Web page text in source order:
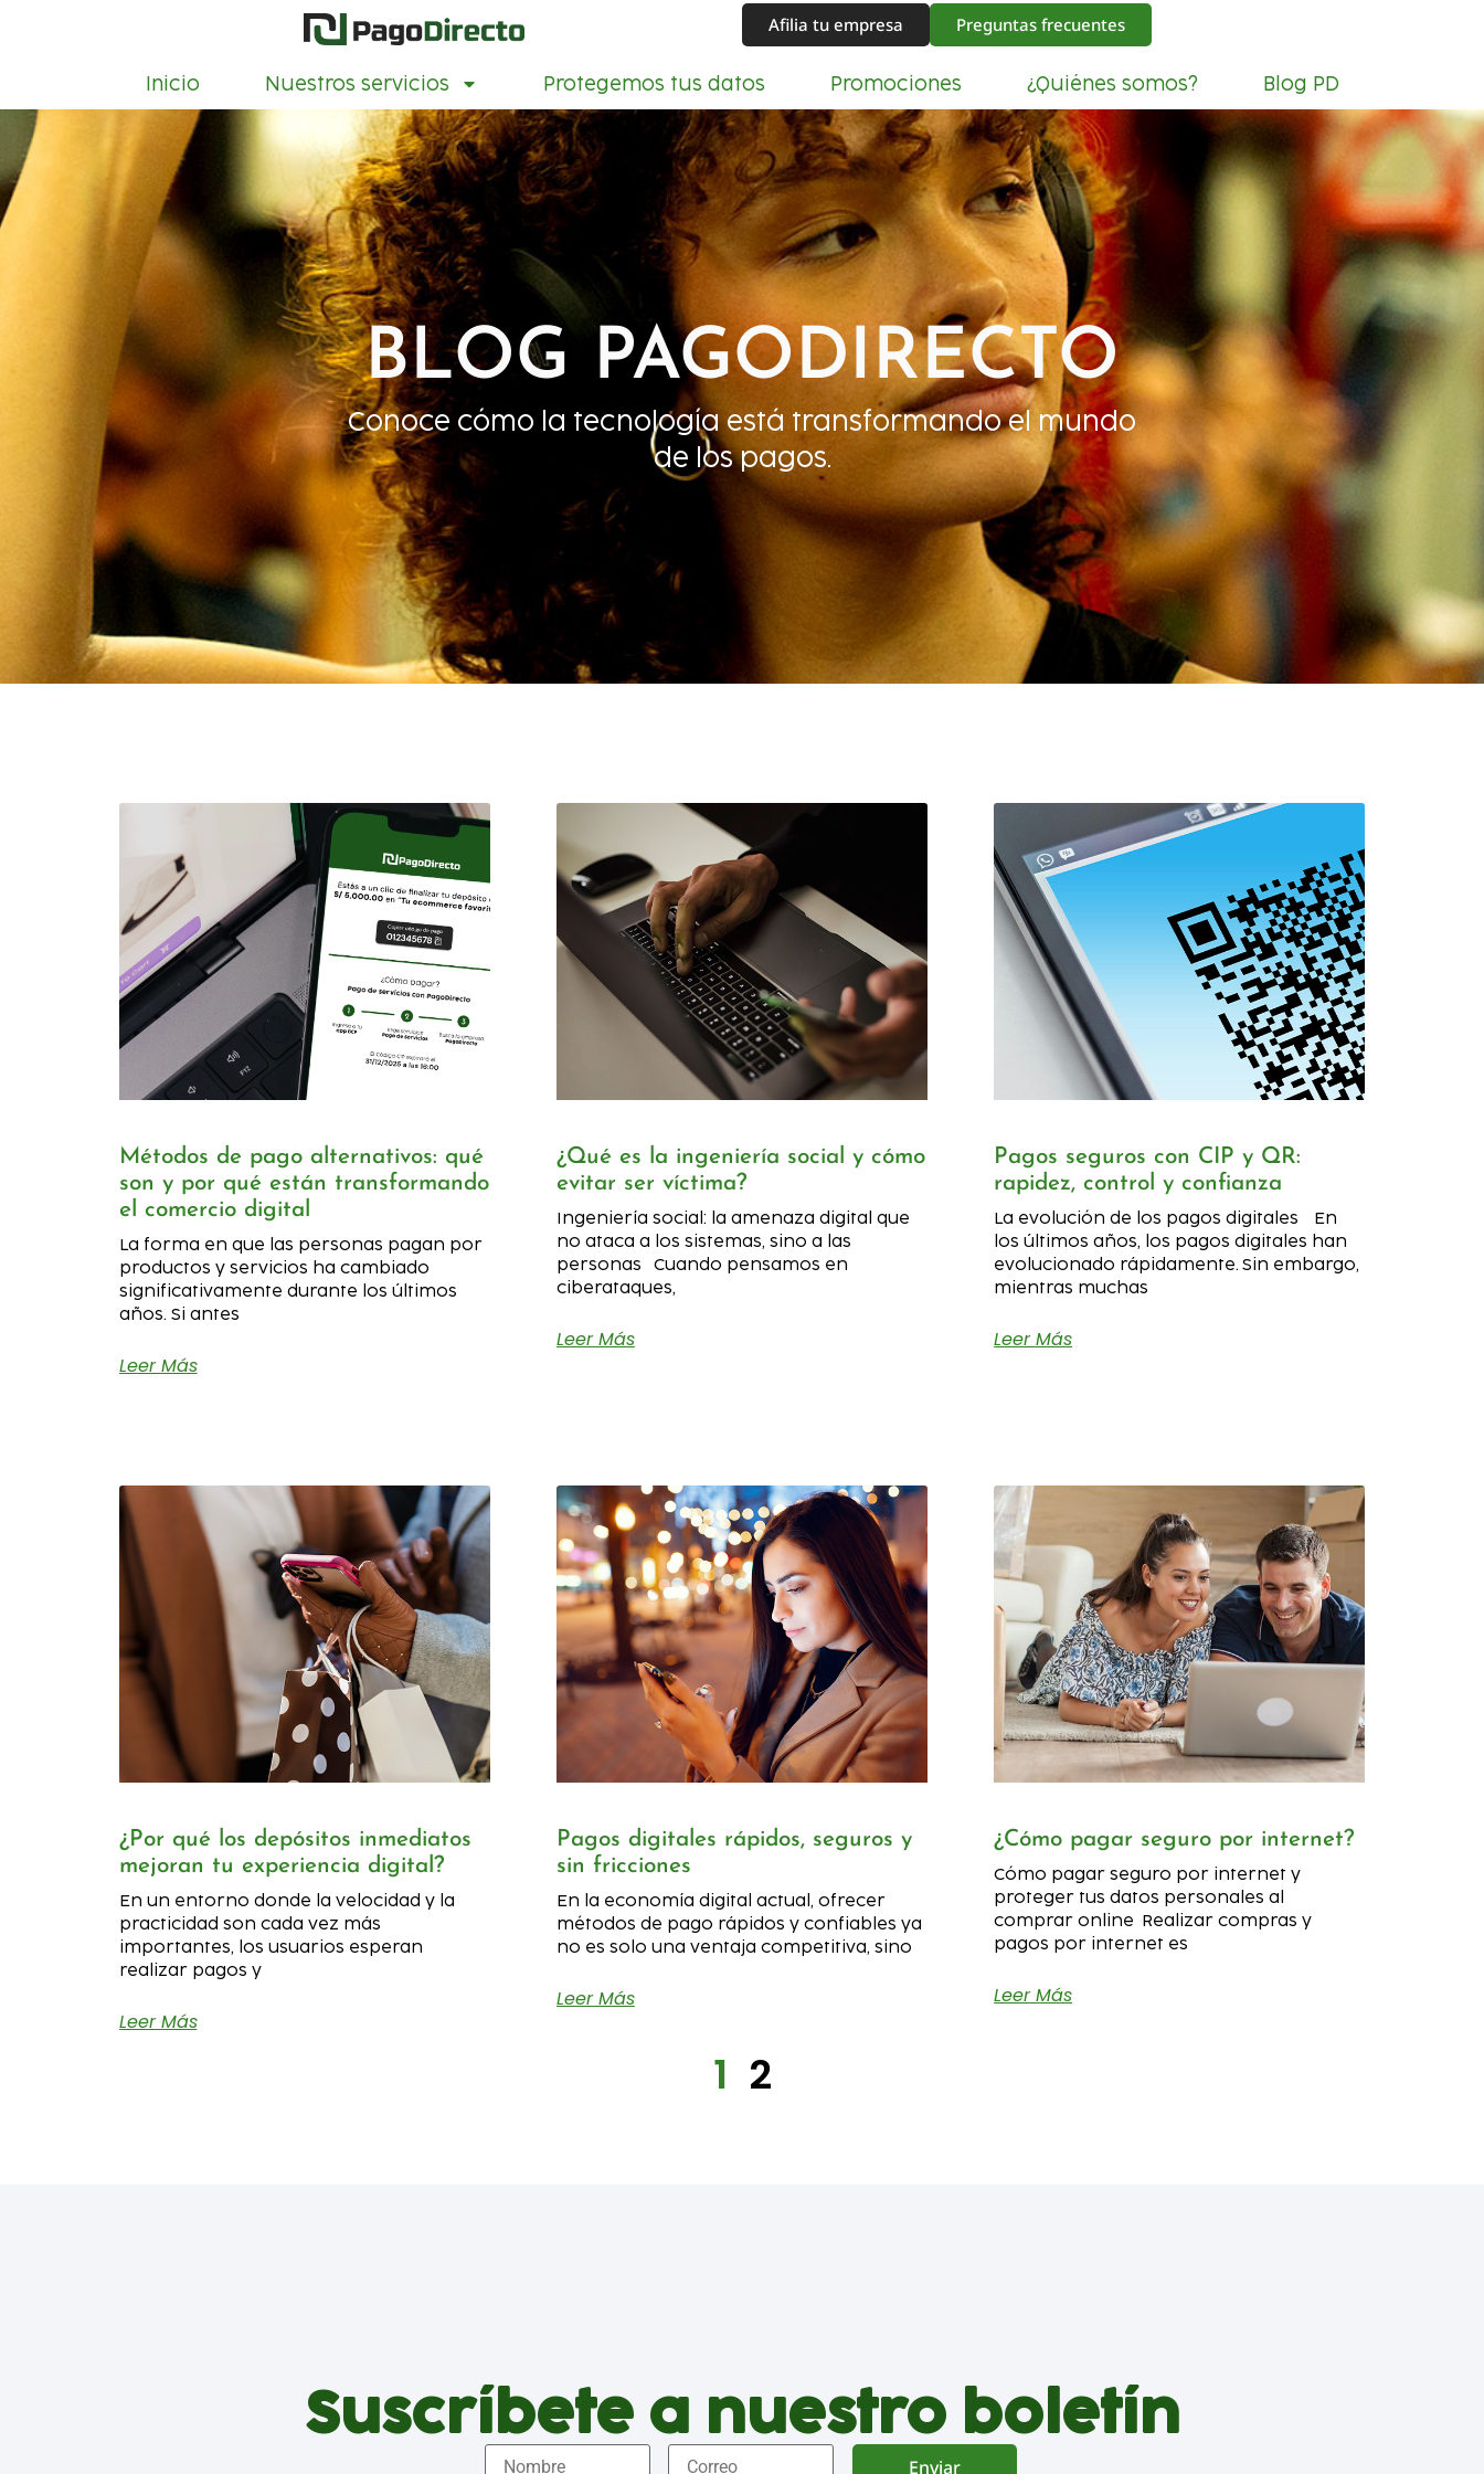
Afilia tu empresa Preguntas frecuentes
Inicio Nuestros servicios Protegemos tus datos Promociones ¿Quiénes somos? Blog PD
BLOG PAGODIRECTO
Conoce cómo la tecnología está transformando el mundo
de los pagos.
Métodos de pago alternativos: qué
son y por qué están transformando
el comercio digital
La forma en que las personas pagan por
productos y servicios ha cambiado
significativamente durante los últimos
años. Si antes
Leer Más
¿Qué es la ingeniería social y cómo
evitar ser víctima?
Ingeniería social: la amenaza digital que
no ataca a los sistemas, sino a las
personas Cuando pensamos en
ciberataques,
Leer Más
Pagos seguros con CIP y QR:
rapidez, control y confianza
La evolución de los pagos digitales En
los últimos años, los pagos digitales han
evolucionado rápidamente. Sin embargo,
mientras muchas
Leer Más
¿Por qué los depósitos inmediatos
mejoran tu experiencia digital?
En un entorno donde la velocidad y la
practicidad son cada vez más
importantes, los usuarios esperan
realizar pagos y
Leer Más
Pagos digitales rápidos, seguros y
sin fricciones
En la economía digital actual, ofrecer
métodos de pago rápidos y confiables ya
no es solo una ventaja competitiva, sino
Leer Más
¿Cómo pagar seguro por internet?
Cómo pagar seguro por internet y
proteger tus datos personales al
comprar online Realizar compras y
pagos por internet es
Leer Más
1 2
Suscríbete a nuestro boletín